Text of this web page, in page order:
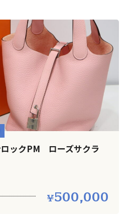
ックPM ローズサクラ
500,000